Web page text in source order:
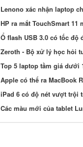
Lenono xác nhận laptop
HP ra mắt TouchSmart 11
Ổ flash USB 3.0 có tốc độ
Zeroth - Bộ xử lý học hỏi
Top 5 laptop tầm giá dưới
Apple có thể ra MacBook
iPad 6 có độ nét vượt trội
Các màu mới của tablet